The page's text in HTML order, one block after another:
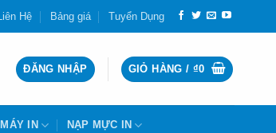
Hệ Bảng giá Tuyển Dụng
ĐĂNG NHẬP GIỎ HÀNG / ₫0
IN NẠP MỰC IN